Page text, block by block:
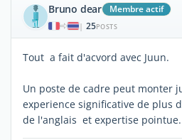
Bruno dear Membre actif
| 25POSTS
Tout a fait d'acvord avec Juun.
Un poste de cadre peut monter
experience significative de plus
de l'anglais et expertise pointue.